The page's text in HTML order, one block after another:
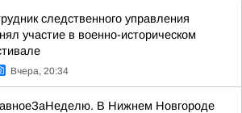
следственного управления
участие в военно-историческом
Вчера, 20:34
В Нижнем Новгороде